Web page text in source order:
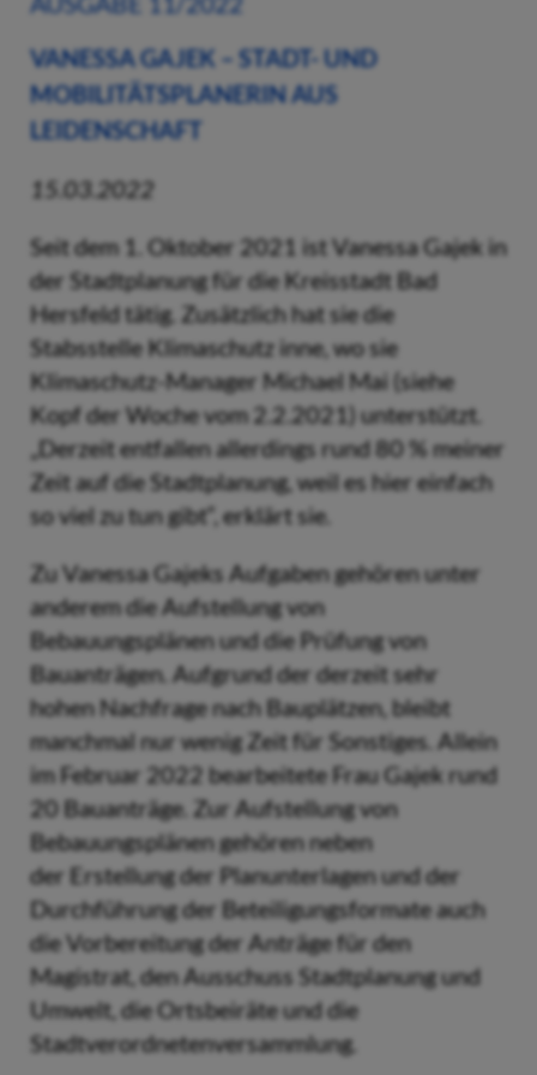
VANESSA GAJEK – STADT- UND
MOBILITÄTSPLANERIN AUS
LEIDENSCHAFT
15.03.2022
Seit dem 1. Oktober 2021 ist Vanessa Gajek in
der Stadtplanung für die Kreisstadt Bad
Hersfeld tätig. Zusätzlich hat sie die
Stabsstelle Klimaschutz inne, wo sie
Klimaschutz-Manager Michael Mai (siehe
Kopf der Woche vom 2.2.2021) unterstützt.
„Derzeit entfallen allerdings rund 80 % meiner
Zeit auf die Stadtplanung, weil es hier einfach
so viel zu tun gibt“, erklärt sie.
Zu Vanessa Gajeks Aufgaben gehören unter
anderem die Aufstellung von
Bebauungsplänen und die Prüfung von
Bauanträgen. Aufgrund der derzeit sehr
hohen Nachfrage nach Bauplätzen, bleibt
manchmal nur wenig Zeit für Sonstiges. Allein
im Februar 2022 bearbeitete Frau Gajek rund
20 Bauanträge. Zur Aufstellung von
Bebauungsplänen gehören neben
der Erstellung der Planunterlagen und der
Durchführung der Beteiligungsformate auch
die Vorbereitung der Anträge für den
Magistrat, den Ausschuss Stadtplanung und
Umwelt, die Ortsbeiräte und die
Stadtverordnetenversammlung.